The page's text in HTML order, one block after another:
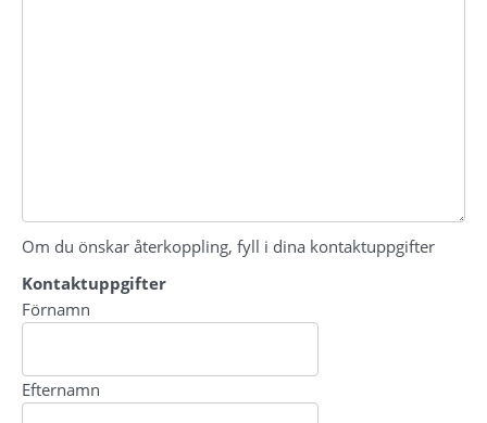
Om du önskar återkoppling, fyll i dina kontaktuppgifter
Kontaktuppgifter
Kontaktuppgifter
Förnamn
Efternamn